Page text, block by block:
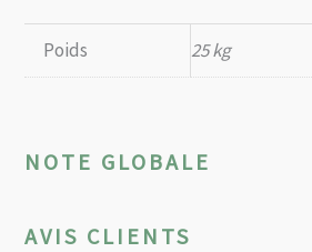
Poids 25 kg
NOTE GLOBALE
AVIS CLIENTS